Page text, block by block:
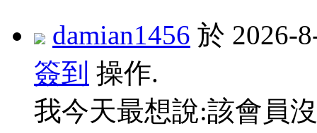
damian1456 於 2026-
簽到 操作.
我今天最想說:該會員